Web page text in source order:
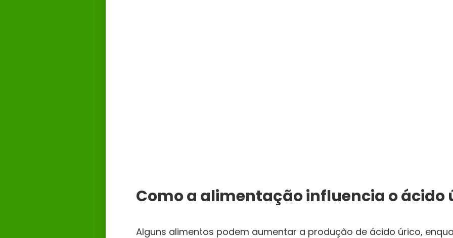
Como a alimentação influencia o ácido
Alguns alimentos podem aumentar a produção de ácido úrico,